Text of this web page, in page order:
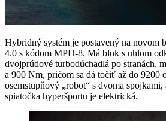
Hybridný systém je postavený na novom
4.0 s kódom MPH-8. Má blok s uhlom
dvojprúdové turbodúchadlá po stranách,
a 900 Nm, pričom sa dá točiť až do 9200
osemstupňový „robot“ s dvoma spojkami,
spiatočka hyperšportu je elektrická.